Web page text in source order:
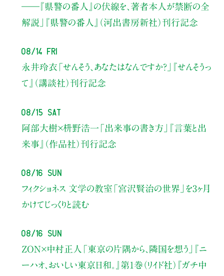
――『県警の番人』の伏線を、著者本人が禁断の全
解説」
『県警の番人』（河出書房新社）刊行記念
08/14 Fri
永井玲衣 「せんそう、あなたはなんですか？」
『せんそうっ
て』（講談社）刊行記念
08/15 Sat
阿部大樹×枡野浩一 「出来事の書き方」
『言葉と出
来事』（作品社）刊行記念
08/16 Sun
フィクショネス 文学の教室 「宮沢賢治の世界」を3ヶ月
かけてじっくりと読む
08/16 Sun
ZON×中村正人 「東京の片隅から、隣国を想う」
『ニ
ーハオ、おいしい東京日和。』第1巻（リイド社）
『ガチ中